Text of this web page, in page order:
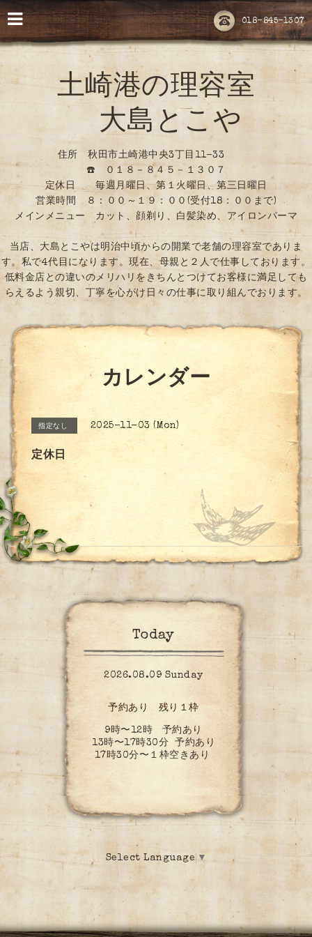
018-845-1307
土崎港の理容室
大島とこや
住所 秋田市土崎港中央3丁目11-33
☎️ ０１８－８４５－１３０７
定休日 毎週月曜日、第１火曜日、第三日曜日
営業時間 ８：００～１９：００(受付18：００まで)
メインメニュー カット、顔剃り、白髪染め、アイロンパーマ
当店、大島とこやは明治中頃からの開業で老舗の理容室でありま
す。私で4代目になります。現在、母親と２人で仕事しております。
低料金店との違いのメリハリをきちんとつけてお客様に満足しても
らえるよう親切、丁寧を心がけ日々の仕事に取り組んでおります。
カレンダー
指定なし 2025-11-03 (Mon)
定休日
Today
2026.08.09 Sunday
予約あり 残り１枠
9時〜12時 予約あり
13時〜17時30分 予約あり
17時30分〜１枠空きあり
Select Language ▼